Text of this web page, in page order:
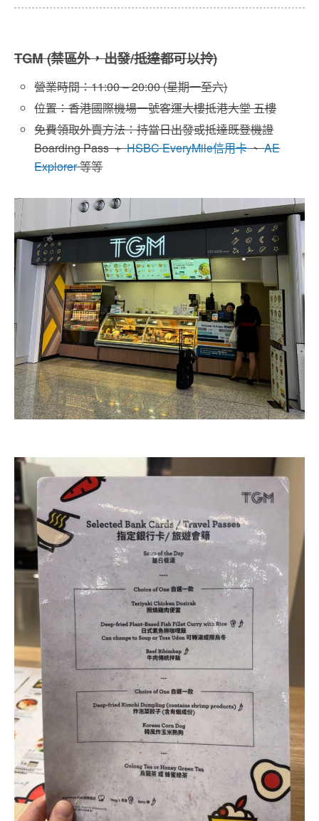
TGM (禁區外，出發/抵達都可以拎)
營業時間：11:00 – 20:00 (星期一至六)
位置：香港國際機場一號客運大樓抵港大堂 五樓
免費領取外賣方法：持當日出發或抵達既登機證
Boarding Pass +HSBC EveryMile信用卡、AE
Explorer等等